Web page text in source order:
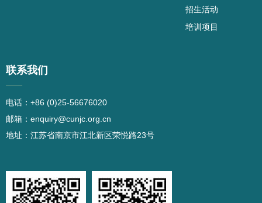
招生活动
培训项目
联系我们
——
电话：+86 (0)25-56676020
邮箱：enquiry@cunjc.org.cn
地址：江苏省南京市江北新区荣悦路23号